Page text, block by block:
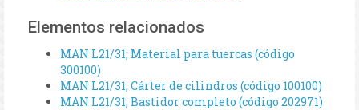
Elementos relacionados
MAN L21/31; Material para tuercas (código
300100)
MAN L21/31; Cárter de cilindros (código 100100)
MAN L21/31; Bastidor completo (código 202971)